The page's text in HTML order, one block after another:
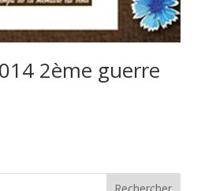
2ème guerre